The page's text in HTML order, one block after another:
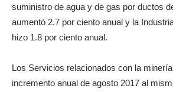
suministro de agua y de gas por ductos
aumentó 2.7 por ciento anual y la
hizo 1.8 por ciento anual.
Los Servicios relacionados con la
incremento anual de agosto 2017 al